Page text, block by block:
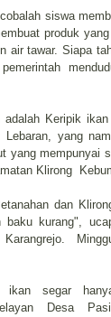
siswa
produk
air tawar. Siapa
Keripik
Lebaran, yang
yang mempunyai
Klirong
dan
baku kurang",
ikan segar
Desa